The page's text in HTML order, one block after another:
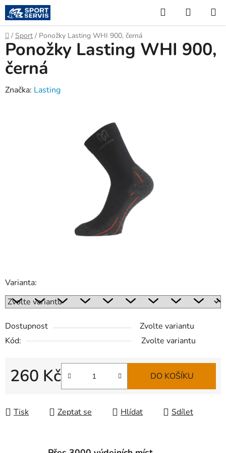
Přejít
na
obsah
Hledat
KOŠÍK
Domů
/ Sport / Ponožky Lasting WHI 900, černá
Varianta:
Dostupnost
Zvolte variantu
Kód:
Zvolte variantu
260 Kč DO KOŠÍKU
Tisk Zeptat se Hlídat Sdílet
Ponožky Lasting WHI 900,
černá
Značka: Lasting